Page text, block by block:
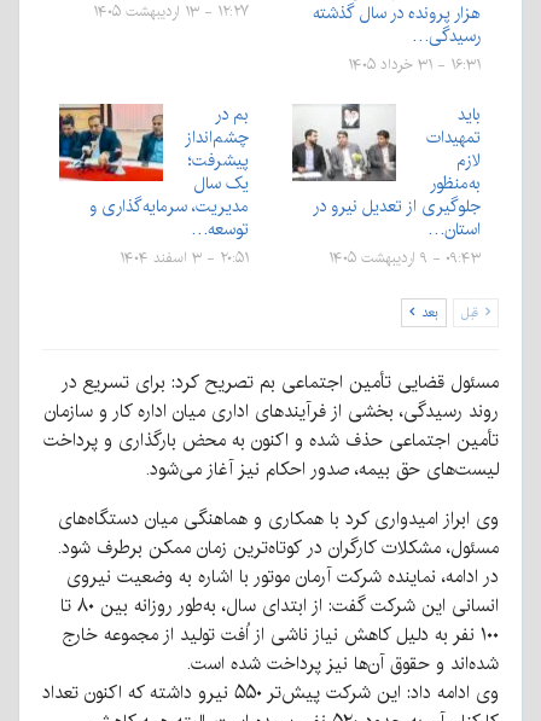
هزار پرونده در سال گذشته
رسیدگی…
۱۶:۳۱ - ۳۱ خرداد ۱۴۰۵
۱۲:۲۷ - ۱۳ اردیبهشت ۱۴۰۵
باید
تمهیدات
لازم
به‌منظور
جلوگیری از تعدیل نیرو در
استان…
۰۹:۴۳ - ۹ اردیبهشت ۱۴۰۵
بم در
چشم‌انداز
پیشرفت؛
یک سال
مدیریت، سرمایه‌گذاری و
توسعه…
۲۰:۵۱ - ۳ اسفند ۱۴۰۴
قبل بعد
مسئول قضایی تأمین اجتماعی بم تصریح کرد: برای تسریع در
روند رسیدگی، بخشی از فرآیندهای اداری میان اداره کار و سازمان
تأمین اجتماعی حذف شده و اکنون به محض بارگذاری و پرداخت
لیست‌های حق بیمه، صدور احکام نیز آغاز می‌شود.
وی ابراز امیدواری کرد با همکاری و هماهنگی میان دستگاه‌های
مسئول، مشکلات کارگران در کوتاه‌ترین زمان ممکن برطرف شود.
در ادامه، نماینده شرکت آرمان موتور با اشاره به وضعیت نیروی
انسانی این شرکت گفت: از ابتدای سال، به‌طور روزانه بین ۸۰ تا
۱۰۰ نفر به دلیل کاهش نیاز ناشی از اُفت تولید از مجموعه خارج
شده‌اند و حقوق آن‌ها نیز پرداخت شده است.
وی ادامه داد: این شرکت پیش‌تر ۵۵۰ نیرو داشته که اکنون تعداد